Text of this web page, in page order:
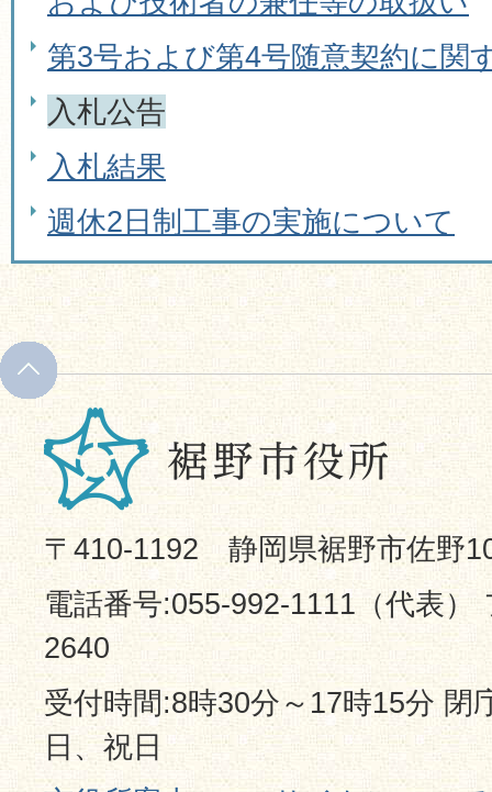
第3号および第4号随意契約に関
入札公告
入札結果
週休2日制工事の実施について
〒410-1192 静岡県裾野市佐野
電話番号:055-992-1111（代表）
2640
受付時間:8時30分～17時15分 閉
日、祝日